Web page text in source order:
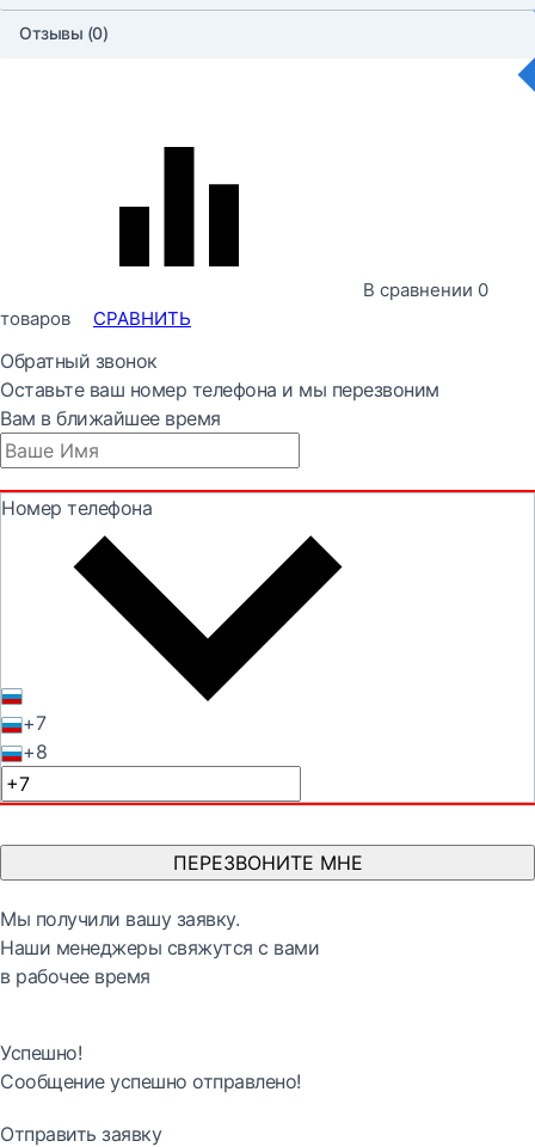
Отзывы (0)
В сравнении 0
товаров
СРАВНИТЬ
Обратный звонок
Оставьте ваш номер телефона и мы перезвоним
Вам в ближайшее время
Номер телефона
+7
+8
ПЕРЕЗВОНИТЕ МНЕ
Мы получили вашу заявку.
Наши менеджеры свяжутся с вами
в рабочее время
Успешно!
Сообщение успешно отправлено!
Отправить заявку